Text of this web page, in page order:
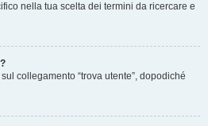
nella tua scelta dei termini da ricercare e
collegamento “trova utente”, dopodiché